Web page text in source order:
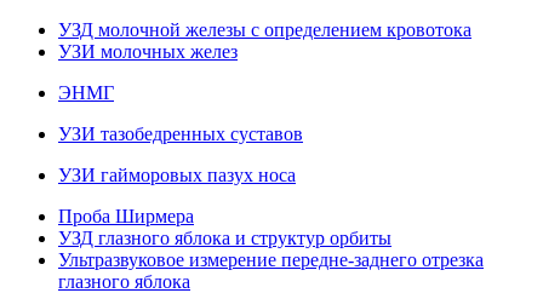
УЗД молочной железы с определением кровотока
УЗИ молочных желез
ЭНМГ
УЗИ тазобедренных суставов
УЗИ гайморовых пазух носа
Проба Ширмера
УЗД глазного яблока и структур орбиты
Ультразвуковое измерение передне-заднего отрезка
глазного яблока